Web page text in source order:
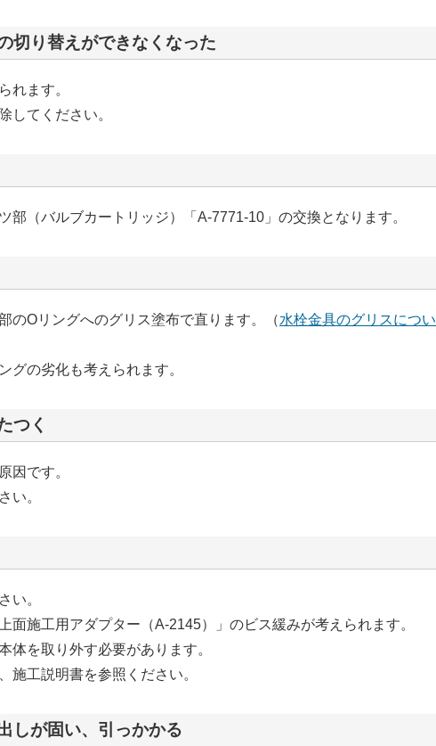
切り替えができなくなった
れます。
してください。
部（バルブカートリッジ）「A-7771-10」の交換となります。
のOリングへのグリス塗布で直ります。（水栓金具のグリスについ
グの劣化も考えられます。
つく
因です。
い。
い。
面施工用アダプター（A-2145）」のビス緩みが考えられます。
体を取り外す必要があります。
施工説明書を参照ください。
しが固い、引っかかる